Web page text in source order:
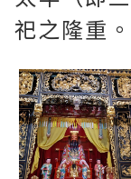
祀之隆重。